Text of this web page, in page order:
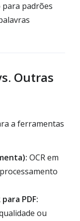
para padrões
Outras
a ferramentas
OCR em
PDF:
ou